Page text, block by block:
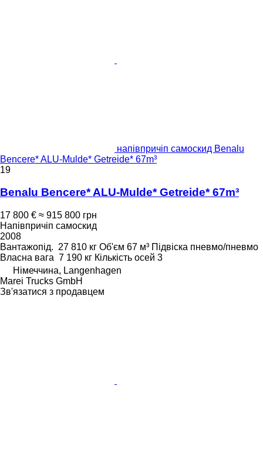
напівпричіп самоскид Benalu
Bencere* ALU-Mulde* Getreide* 67m³
19
Benalu Bencere* ALU-Mulde* Getreide* 67m³
17 800 € ≈ 915 800 грн
Напівпричіп самоскид
2008
Вантажопід. 27 810 кг Об'єм 67 м³ Підвіска пневмо/пневмо
Власна вага 7 190 кг Кількість осей 3
Німеччина, Langenhagen
Marei Trucks GmbH
Зв'язатися з продавцем